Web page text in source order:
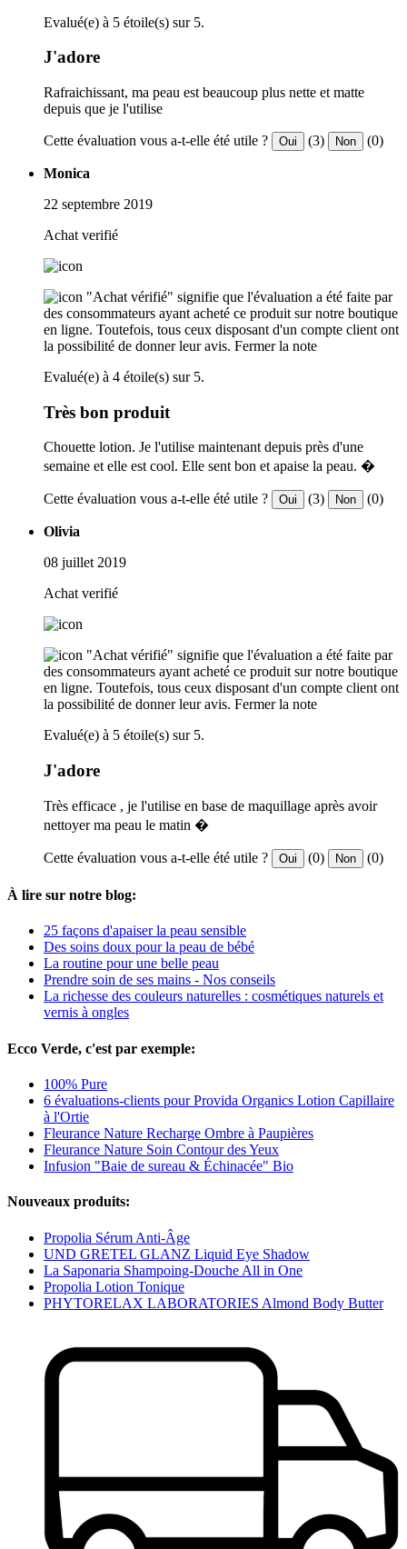
Evalué(e) à 5 étoile(s) sur 5.
J'adore
Rafraichissant, ma peau est beaucoup plus nette et matte
depuis que je l'utilise
Cette évaluation vous a-t-elle été utile ? Oui (3) Non (0)
Monica
22 septembre 2019
Achat verifié
"Achat vérifié" signifie que l'évaluation a été faite par
des consommateurs ayant acheté ce produit sur notre boutique
en ligne. Toutefois, tous ceux disposant d'un compte client ont
la possibilité de donner leur avis. Fermer la note
Evalué(e) à 4 étoile(s) sur 5.
Très bon produit
Chouette lotion. Je l'utilise maintenant depuis près d'une
semaine et elle est cool. Elle sent bon et apaise la peau. �
Cette évaluation vous a-t-elle été utile ? Oui (3) Non (0)
Olivia
08 juillet 2019
Achat verifié
"Achat vérifié" signifie que l'évaluation a été faite par
des consommateurs ayant acheté ce produit sur notre boutique
en ligne. Toutefois, tous ceux disposant d'un compte client ont
la possibilité de donner leur avis. Fermer la note
Evalué(e) à 5 étoile(s) sur 5.
J'adore
Très efficace , je l'utilise en base de maquillage après avoir
nettoyer ma peau le matin �
Cette évaluation vous a-t-elle été utile ? Oui (0) Non (0)
À lire sur notre blog:
25 façons d'apaiser la peau sensible
Des soins doux pour la peau de bébé
La routine pour une belle peau
Prendre soin de ses mains - Nos conseils
La richesse des couleurs naturelles : cosmétiques naturels et
vernis à ongles
Ecco Verde, c'est par exemple:
100% Pure
6 évaluations-clients pour Provida Organics Lotion Capillaire
à l'Ortie
Fleurance Nature Recharge Ombre à Paupières
Fleurance Nature Soin Contour des Yeux
Infusion "Baie de sureau & Échinacée" Bio
Nouveaux produits:
Propolia Sérum Anti-Âge
UND GRETEL GLANZ Liquid Eye Shadow
La Saponaria Shampoing-Douche All in One
Propolia Lotion Tonique
PHYTORELAX LABORATORIES Almond Body Butter